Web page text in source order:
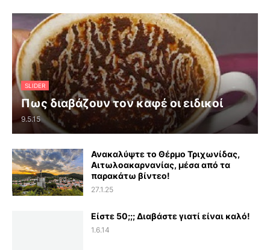
SLIDER
Πως διαβάζουν τον καφέ οι ειδικοί
9.5.15
Ανακαλύψτε το Θέρμο Τριχωνίδας,
Αιτωλοακαρνανίας, μέσα από τα
παρακάτω βίντεο!
27.1.25
Είστε 50;;; Διαβάστε γιατί είναι καλό!
1.6.14